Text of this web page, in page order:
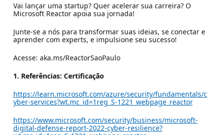
Vai lançar uma startup? Quer acelerar sua carreira? O
Microsoft Reactor apoia sua jornada!​
Junte-se a nós para transformar suas ideias, se conectar e
aprender com experts, e impulsione seu sucesso!​
Acesse: aka.ms/ReactorSaoPaulo
1. Referências: Certificação
https://learn.microsoft.com/azure/security/fundamentals/c
yber-services?wt.mc_id=1reg_S-1221_webpage_reactor
https://www.microsoft.com/security/business/microsoft-
digital-defense-report-2022-cyber-resilience?